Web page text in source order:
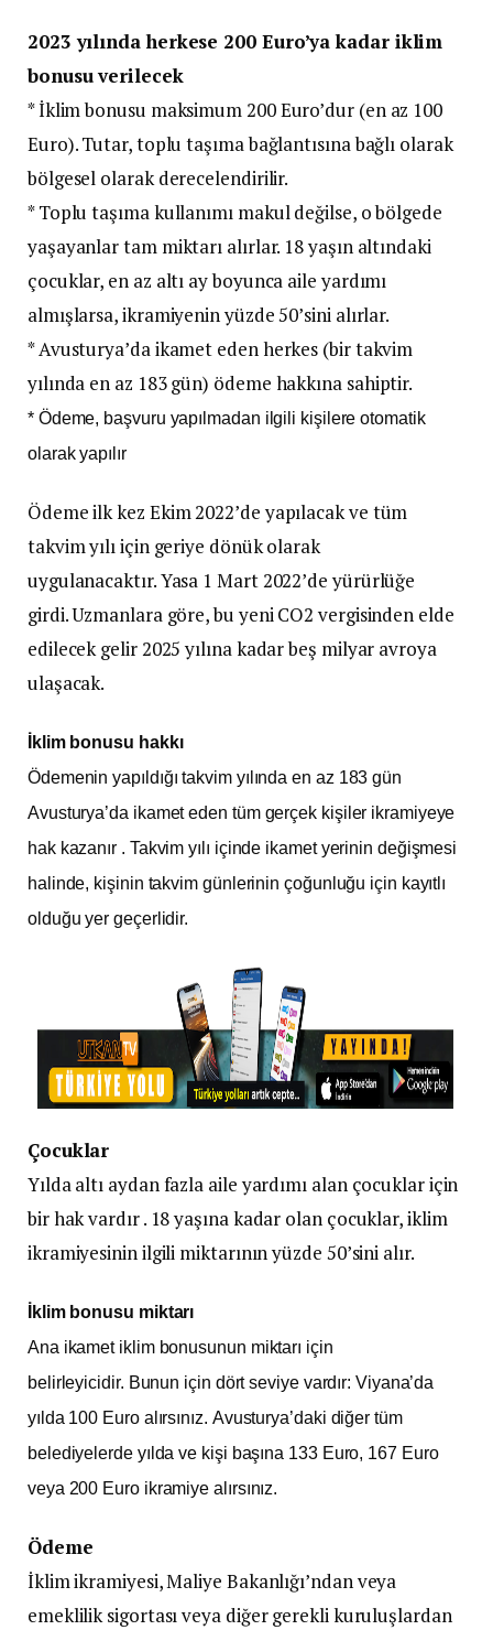
2023 yılında herkese 200 Euro’ya kadar iklim
bonusu verilecek
* İklim bonusu maksimum 200 Euro’dur (en az 100
Euro). Tutar, toplu taşıma bağlantısına bağlı olarak
bölgesel olarak derecelendirilir.
* Toplu taşıma kullanımı makul değilse, o bölgede
yaşayanlar tam miktarı alırlar. 18 yaşın altındaki
çocuklar, en az altı ay boyunca aile yardımı
almışlarsa, ikramiyenin yüzde 50’sini alırlar.
* Avusturya’da ikamet eden herkes (bir takvim
yılında en az 183 gün) ödeme hakkına sahiptir.
* Ödeme, başvuru yapılmadan ilgili kişilere otomatik
olarak yapılır
Ödeme ilk kez Ekim 2022’de yapılacak ve tüm
takvim yılı için geriye dönük olarak
uygulanacaktır. Yasa 1 Mart 2022’de yürürlüğe
girdi. Uzmanlara göre, bu yeni CO2 vergisinden elde
edilecek gelir 2025 yılına kadar beş milyar avroya
ulaşacak.
İklim bonusu hakkı
Ödemenin yapıldığı takvim yılında en az 183 gün
Avusturya’da ikamet eden tüm gerçek kişiler ikramiyeye
hak kazanır . Takvim yılı içinde ikamet yerinin değişmesi
halinde, kişinin takvim günlerinin çoğunluğu için kayıtlı
olduğu yer geçerlidir.
Çocuklar
Yılda altı aydan fazla aile yardımı alan çocuklar için
bir hak vardır . 18 yaşına kadar olan çocuklar, iklim
ikramiyesinin ilgili miktarının yüzde 50’sini alır.
İklim bonusu miktarı
Ana ikamet iklim bonusunun miktarı için
belirleyicidir. Bunun için dört seviye vardır: Viyana’da
yılda 100 Euro alırsınız. Avusturya’daki diğer tüm
belediyelerde yılda ve kişi başına 133 Euro, 167 Euro
veya 200 Euro ikramiye alırsınız.
Ödeme
İklim ikramiyesi, Maliye Bakanlığı’ndan veya
emeklilik sigortası veya diğer gerekli kuruluşlardan